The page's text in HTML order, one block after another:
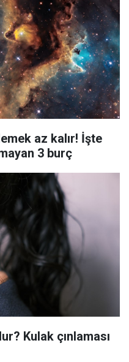
az kalır! İşte
3 burç
Kulak çınlaması